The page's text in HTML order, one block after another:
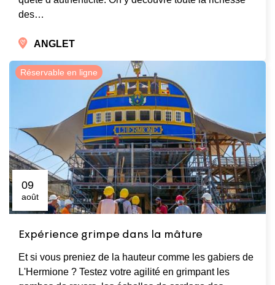
des…
ANGLET
Réservable en ligne
09
août
Expérience grimpe dans la mâture
Et si vous preniez de la hauteur comme les gabiers de
L'Hermione ? Testez votre agilité en grimpant les